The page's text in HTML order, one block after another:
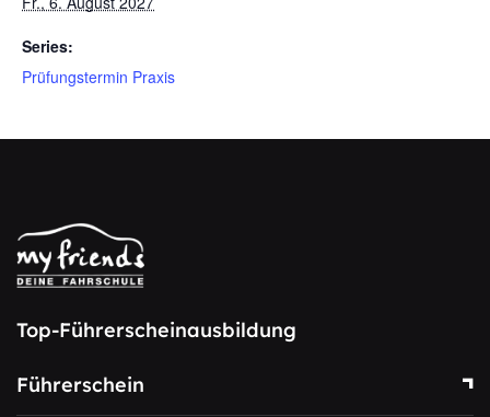
Series:
Prüfungstermin Praxis
Top-Führerscheinausbildung
Führerschein